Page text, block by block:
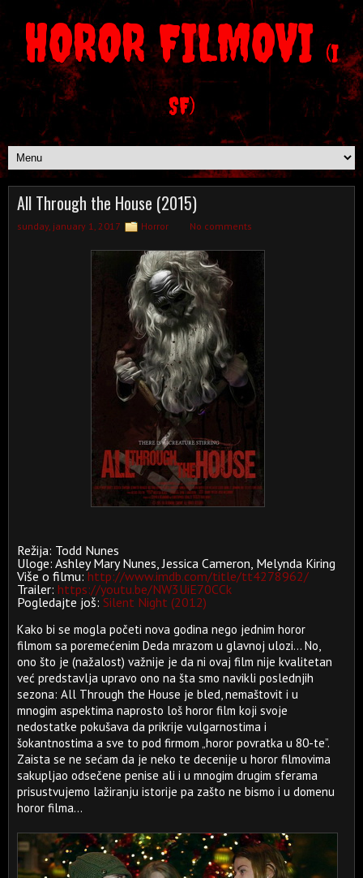
HOROR FILMOVI (I
SF)
All Through the House (2015)
sunday, january 1, 2017 Horror No comments
Režija: Todd Nunes
Uloge: Ashley Mary Nunes, Jessica Cameron, Melynda Kiring
Više o filmu: http://www.imdb.com/title/tt4278962/
Trailer: https://youtu.be/NW3UiE70CCk
Pogledajte još: Silent Night (2012)
Kako bi se mogla početi nova godina nego jednim horor
filmom sa poremećenim Deda mrazom u glavnoj ulozi... No,
ono što je (nažalost) važnije je da ni ovaj film nije kvalitetan
već predstavlja upravo ono na šta smo navikli poslednjih
sezona: All Through the House je bled, nemaštovit i u
mnogim aspektima naprosto loš horor film koji svoje
nedostatke pokušava da prikrije vulgarnostima i
šokantnostima a sve to pod firmom „horor povratka u 80-te”.
Zaista se ne sećam da je neko te decenije u horor filmovima
sakupljao odsečene penise ali i u mnogim drugim sferama
prisustvujemo lažiranju istorije pa zašto ne bismo i u domenu
horor filma...